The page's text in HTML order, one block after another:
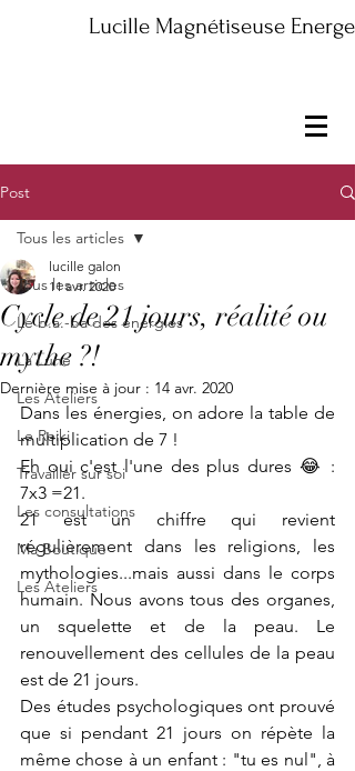
Lucille Magnétiseuse
Post
Tous les articles
Le b.a.-ba des énergies
La Lune
Les Ateliers
Le Reiki
Travailler sur soi
Les consultations
Ma Boutique
Les Ateliers
Tous les articles
Cycle de 21 jours, réalité ou
mythe ?!
lucille galon
11 avr. 2020
Dernière mise à jour : 14 avr. 2020
Dans les énergies, on adore la table de
multiplication de 7 !
Eh oui c'est l'une des plus dures 😂 :
7x3 =21.
21 est un chiffre qui revient
régulièrement dans les religions, les
mythologies...mais aussi dans le corps
humain. Nous avons tous des organes,
un squelette et de la peau. Le
renouvellement des cellules de la peau
est de 21 jours.
Des études psychologiques ont prouvé
que si pendant 21 jours on répète la
même chose à un enfant : "tu es nul", à